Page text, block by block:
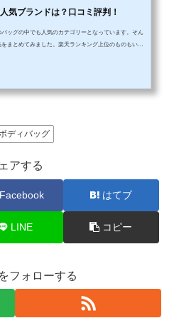
気ブランドは？口コミ評判！
ッグの中でも人気のカテゴリーとなっています。そん
まとめてみました。楽天ランキング上位のものもいっ
ディバッグ
アする
Facebook はてブ
LINE コピー
フォローする